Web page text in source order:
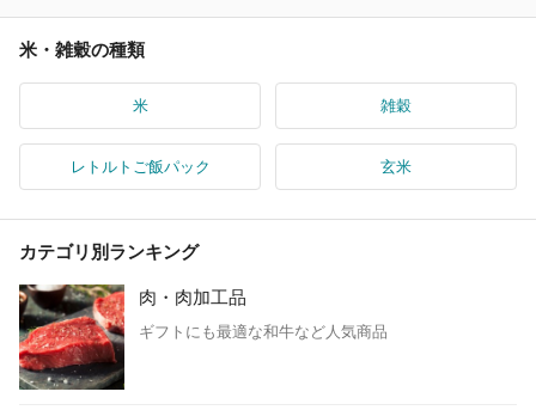
米・雑穀の種類
米 雑穀
レトルトご飯パック 玄米
カテゴリ別ランキング
肉・肉加工品
ギフトにも最適な和牛など人気商品